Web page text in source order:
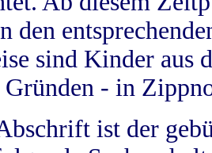
den
sind Kinder aus
- in
ist der